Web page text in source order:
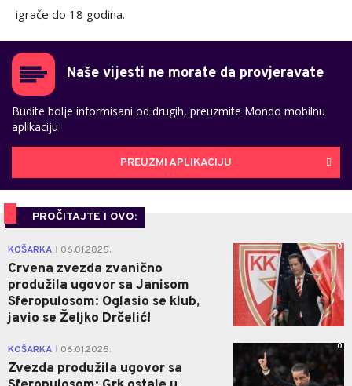
igrače do 18 godina.
Naše vijesti ne morate da provjeravate
Budite bolje informisani od drugih, preuzmite Mondo mobilnu
aplikaciju
PREUZMI APLIKACIJU
PROČITAJTE I OVO:
KOŠARKA 06.01.2025.
Crvena zvezda zvanično
produžila ugovor sa Janisom
Sferopulosom: Oglasio se klub,
javio se Željko Drčelić!
0
KOŠARKA 06.01.2025.
Zvezda produžila ugovor sa
0